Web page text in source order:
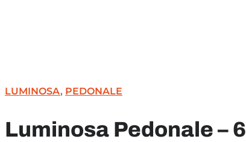
LUMINOSA, PEDONALE
Luminosa Pedonale – 6